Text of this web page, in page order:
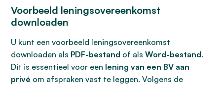
Voorbeeld leningsovereenkomst
downloaden
U kunt een voorbeeld leningsovereenkomst
downloaden als PDF-bestand of als Word-bestand.
Dit is essentieel voor een lening van een BV aan
privé om afspraken vast te leggen. Volgens de